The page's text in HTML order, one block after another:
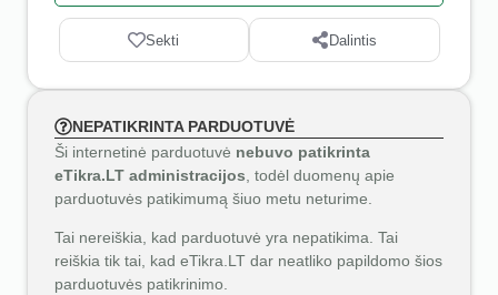
Sekti Dalintis
NEPATIKRINTA PARDUOTUVĖ
Ši internetinė parduotuvė nebuvo patikrinta
eTikra.LT administracijos , todėl duomenų apie
parduotuvės patikimumą šiuo metu neturime.
Tai nereiškia, kad parduotuvė yra nepatikima. Tai
reiškia tik tai, kad eTikra.LT dar neatliko papildomo šios
parduotuvės patikrinimo.